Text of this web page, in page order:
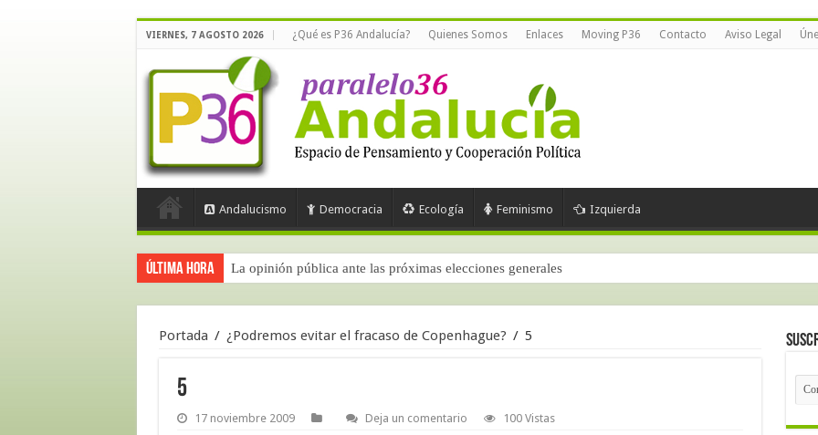
VIERNES, 7 AGOSTO 2026 ¿Qué es P36 Andalucía? Quienes Somos Enlaces Moving P36 Contacto Aviso Legal
Andalucismo Democracia Ecología Feminismo Izquierda
Última hora La opinión pública ante las próximas elecciones generales
Portada / ¿Podremos evitar el fracaso de Copenhague? / 5
5
17 noviembre 2009 Deja un comentario 100 Vistas